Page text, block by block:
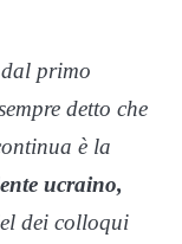
primo
detto che
è la
ucraino,
dei colloqui